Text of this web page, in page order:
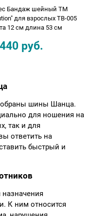
Бандаж шейный ТМ
для взрослых ТВ-005
12 см длина 53 см
440 руб.
шины Шанца.
для ношения на
так и для
ответить на
быстрый и
К ним относится